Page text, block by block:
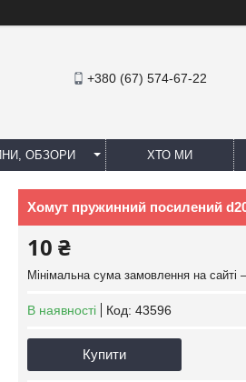
+380 (67) 574-67-22
ОБЗОРИ ХТО МИ
Хомут пружинний посилений
10 ₴
Мінімальна сума замовлення на сайті
В наявності Код: 43596
Купити